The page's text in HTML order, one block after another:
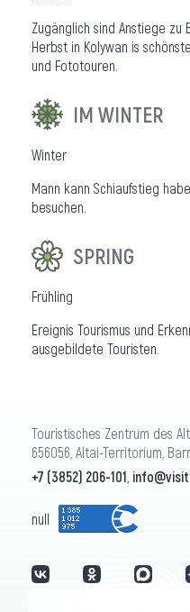
Zugänglich sind Anstiege zu
Herbst in Kolywan is
und Fototouren.
IM WINTER
Winter
Mann kann Schiaufstieg
besuchen.
SPRING
Frühling
Ereignis Tourismus und
ausgebildete Touristen.
Touristisches Zentrum des
656056, Altai-Territorium,
+7 (3852) 206-101
null